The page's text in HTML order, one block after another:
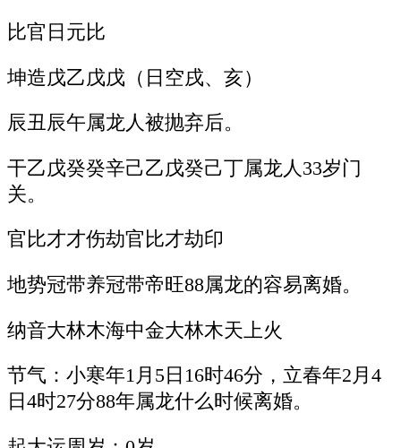
比官日元比
坤造戊乙戊戊（日空戌、亥）
辰丑辰午属龙人被抛弃后。
干乙戊癸癸辛己乙戊癸己丁属龙人33岁门
关。
官比才才伤劫官比才劫印
地势冠带养冠带帝旺88属龙的容易离婚。
纳音大林木海中金大林木天上火
节气：小寒年1月5日16时46分，立春年2月4
日4时27分88年属龙什么时候离婚。